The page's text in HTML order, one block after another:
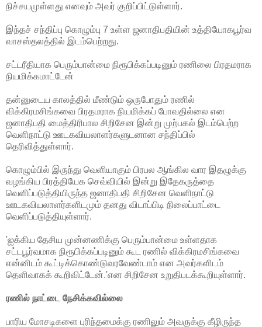
நிச்சயமுள்ளது எனவும் அவர் குறிப்பிட்டுள்ளார்.
இந்தச் சந்திப்பு கொழும்பு 7 உள்ள ஜனாதிபதியின் உத்தியோகபூர்வ
வாசஸ்தலத்தில் இடம்பெற்றது.
சட்டரீதியாக பெரும்பான்மை நிரூபிக்கப்படினும் ரணிலை பிரதமராக
நியமிக்கமாட்டேன்
தன்னுடைய காலத்தில் மீண்டும் ஒருபோதும் ரணில்
விக்கிரமசிங்கவை பிரதமராக நியமிக்கப் போவதில்லை என
ஜனாதிபதி மைத்திரிபால சிறிசேன இன்று முற்பகல் இடம்பெற்ற
வெளிநாட்டு ஊடகவியலாளர்களுடனான சந்திப்பில்
தெரிவித்துள்ளார்.
கொழும்பில் இருந்து வெளியாகும் பிரபல ஆங்கில வார இதழுக்கு
வழங்கிய பிரத்தியேக செவ்வியில் இன்று இதேகருத்தை
வெளிப்படுத்தியிருந்த ஜனாதிபதி சிறிசேன வெளிநாட்டு
ஊடகவியலாளர்களிடமும் தனது விடாப்பிடி நிலைப்பாட்டை
வெளிப்படுத்தியுள்ளார்.
'ஐக்கிய தேசிய முன்னணிக்கு பெரும்பான்மை உள்ளதாக
சட்டபூர்வமாக நிரூபிக்கப்படினும் கூட ரணில் விக்கிரமசிங்கவை
என்னிடம் கூட்டிக்கொண்டுவரவேண்டாம் என அவர்களிடம்
தெளிவாகக் கூறிவிட்டேன்.'என சிறிசேன உறுதிபடக்கூறியுள்ளார்.
ரணில் நாட்டை நேசிக்கவில்லை
பாரிய மோசடிகளை புரிந்தமைக்கு ரணிலும் அவருக்கு கீழிருந்த